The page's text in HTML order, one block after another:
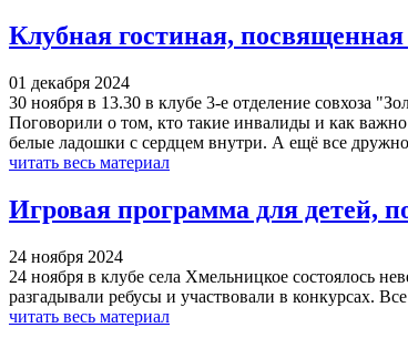
Клубная гостиная,
01 декабря 2024
30 ноября в 13.30 в клубе 3-е отделение совхоза
Поговорили о том, кто такие инвалиды и как
белые ладошки с сердцем внутри. А ещё все
читать весь материал
Игровая программа для детей,
24 ноября 2024
24 ноября в клубе села Хмельницкое состоялось
разгадывали ребусы и участвовали в конкурсах.
читать весь материал